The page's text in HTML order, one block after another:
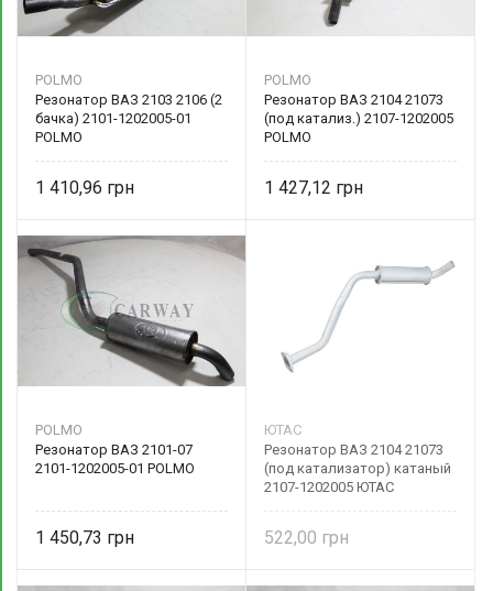
POLMO
Резонатор ВАЗ 2103 2106 (2
бачка) 2101-1202005-01
POLMO
1 410,96
POLMO
Резонатор ВАЗ 2104 21073
(под катализ.) 2107-1202005
POLMO
1 427,12
POLMO
Резонатор ВАЗ 2101-07
2101-1202005-01 POLMO
1 450,73
ЮТАС
Резонатор ВАЗ 2104 21073
(под катализатор) катаный
2107-1202005 ЮТАС
522,00